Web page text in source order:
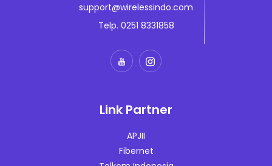
support@wirelessindo.com
Telp. 0251 8331858
Link Partner
APJII
Fibernet